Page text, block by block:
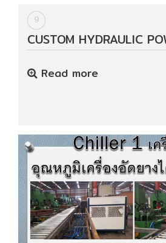
9
CUSTOM HYDRAULIC
Read more